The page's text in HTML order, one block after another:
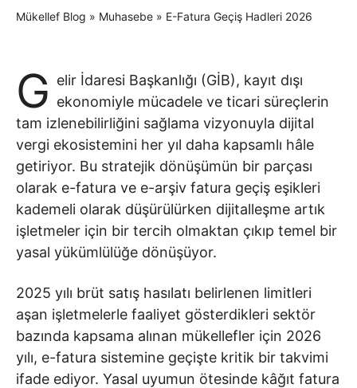
Mükellef Blog » Muhasebe » E-Fatura Geçiş Hadleri 2026
G elir İdaresi Başkanlığı (GİB), kayıt dışı
ekonomiyle mücadele ve ticari süreçlerin
tam izlenebilirliğini sağlama vizyonuyla dijital
vergi ekosistemini her yıl daha kapsamlı hâle
getiriyor. Bu stratejik dönüşümün bir parçası
olarak e-fatura ve e-arşiv fatura geçiş eşikleri
kademeli olarak düşürülürken dijitalleşme artık
işletmeler için bir tercih olmaktan çıkıp temel bir
yasal yükümlülüğe dönüşüyor.
2025 yılı brüt satış hasılatı belirlenen limitleri
aşan işletmelerle faaliyet gösterdikleri sektör
bazında kapsama alınan mükellefler için 2026
yılı, e-fatura sistemine geçişte kritik bir takvimi
ifade ediyor. Yasal uyumun ötesinde kâğıt fatura